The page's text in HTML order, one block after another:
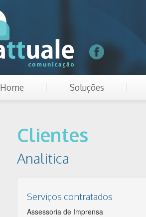
Home Soluções
Clientes
Analitica
Serviços contratados
Assessoria de Imprensa